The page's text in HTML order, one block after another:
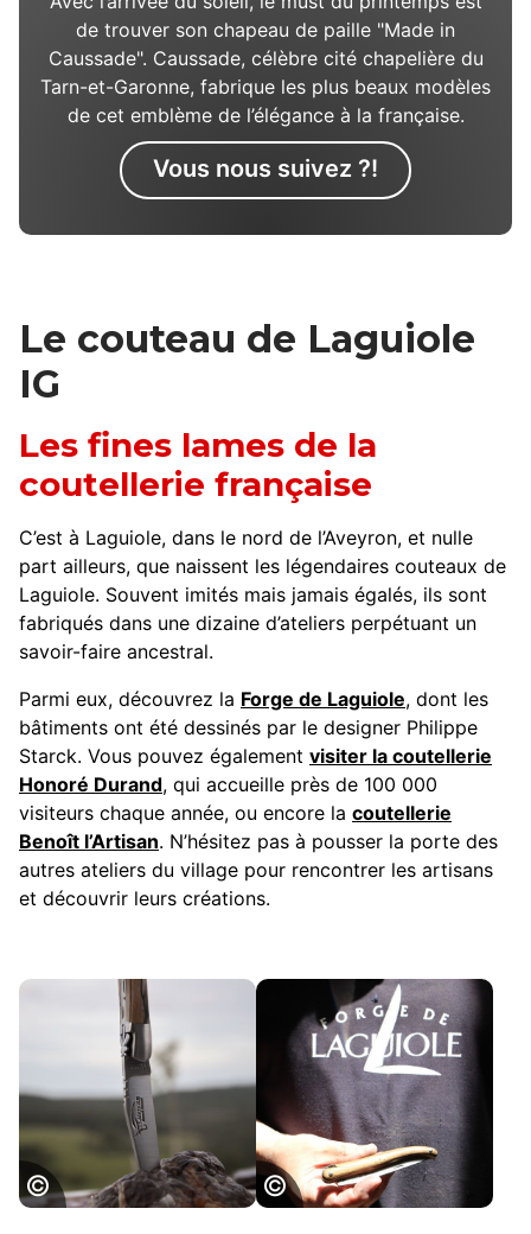
de trouver son chapeau de paille "Made in
Caussade". Caussade, célèbre cité chapelière du
Tarn-et-Garonne, fabrique les plus beaux modèles
de cet emblème de l’élégance à la française.
Vous nous suivez ?!
Le couteau de Laguiole
IG
Les fines lames de la
coutellerie française
C’est à Laguiole, dans le nord de l’Aveyron, et nulle
part ailleurs, que naissent les légendaires couteaux de
Laguiole. Souvent imités mais jamais égalés, ils sont
fabriqués dans une dizaine d’ateliers perpétuant un
savoir-faire ancestral.
Parmi eux, découvrez la Forge de Laguiole, dont les
bâtiments ont été dessinés par le designer Philippe
Starck. Vous pouvez également visiter la coutellerie
Honoré Durand, qui accueille près de 100 000
visiteurs chaque année, ou encore la coutellerie
Benoît l’Artisan. N’hésitez pas à pousser la porte des
autres ateliers du village pour rencontrer les artisans
et découvrir leurs créations.